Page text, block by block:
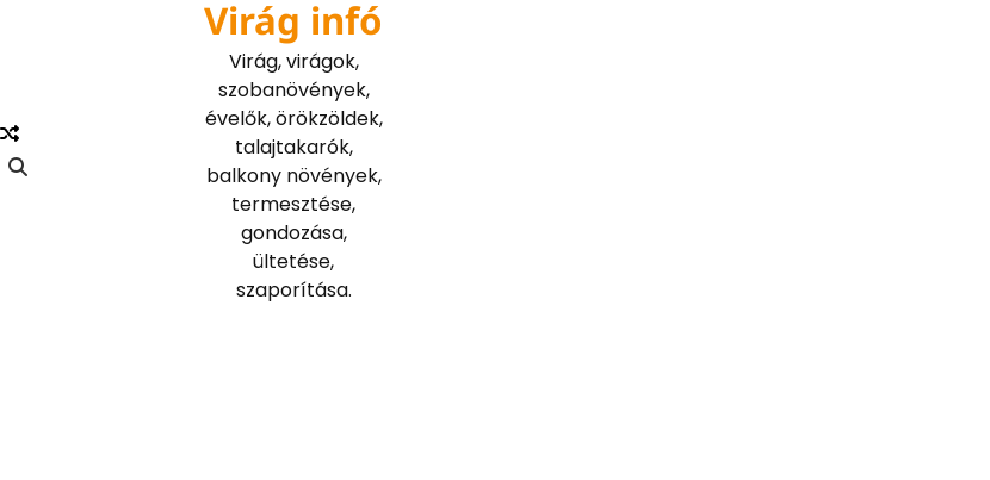
Virág infó
Virág, virágok,
szobanövények,
évelők, örökzöldek,
talajtakarók,
balkony növények,
termesztése,
gondozása,
ültetése,
szaporítása.